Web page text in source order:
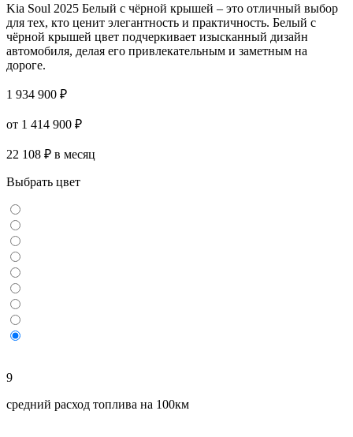
Kia Soul 2025 Белый с чёрной крышей – это отличный выбор
для тех, кто ценит элегантность и практичность. Белый с
чёрной крышей цвет подчеркивает изысканный дизайн
автомобиля, делая его привлекательным и заметным на
дороге.
1 934 900 ₽
от 1 414 900 ₽
22 108 ₽ в месяц
Выбрать цвет
9
средний расход топлива на 100км